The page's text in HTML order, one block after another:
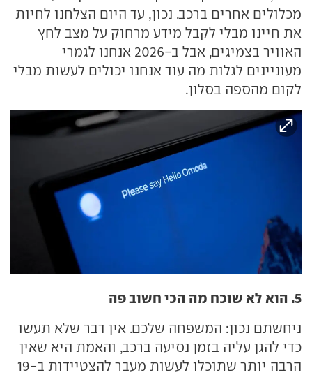
מכלולים אחרים ברכב. נכון, עד היום הצלחנו לחיות
את חיינו מבלי לקבל מידע מרחוק על מצב לחץ
האוויר בצמיגים, אבל ב-2026 אנחנו לגמרי
מעוניינים לגלות מה עוד אנחנו יכולים לעשות מבלי
לקום מהספה בסלון.
5. הוא לא שוכח מה הכי חשוב פה
ניחשתם נכון: המשפחה שלכם. אין דבר שלא תעשו
כדי להגן עליה בזמן נסיעה ברכב, והאמת היא שאין
הרבה יותר שתוכלו לעשות מעבר להצטיידות ב-19